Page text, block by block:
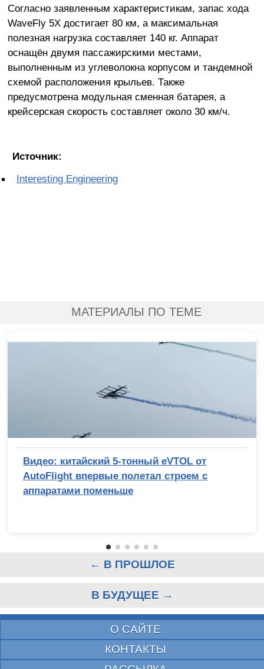
Согласно заявленным характеристикам, запас хода
WaveFly 5X достигает 80 км, а максимальная
полезная нагрузка составляет 140 кг. Аппарат
оснащён двумя пассажирскими местами,
выполненным из углеволокна корпусом и тандемной
схемой расположения крыльев. Также
предусмотрена модульная сменная батарея, а
крейсерская скорость составляет около 30 км/ч.
Источник:
Interesting Engineering
МАТЕРИАЛЫ ПО ТЕМЕ
Видео: китайский 5-тонный eVTOL от
AutoFlight впервые полетал строем с
аппаратами поменьше
← В ПРОШЛОЕ
В БУДУЩЕЕ →
О САЙТЕ
КОНТАКТЫ